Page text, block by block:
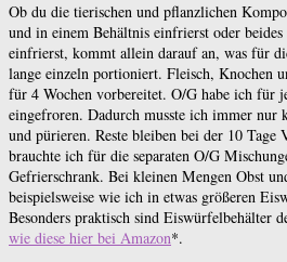
Ob du die tierischen und pflanzlichen
und in einem Behältnis einfrierst oder
einfrierst, kommt allein darauf an, was für
lange einzeln portioniert. Fleisch, Knochen
für 4 Wochen vorbereitet. O/G habe ich für
eingefroren. Dadurch musste ich immer nur
und pürieren. Reste bleiben bei der 10 Tage
brauchte ich für die separaten O/G
Gefrierschrank. Bei kleinen Mengen Obst
beispielsweise wie ich in etwas größeren
Besonders praktisch sind Eiswürfelbehälter
wie diese hier bei Amazon*.